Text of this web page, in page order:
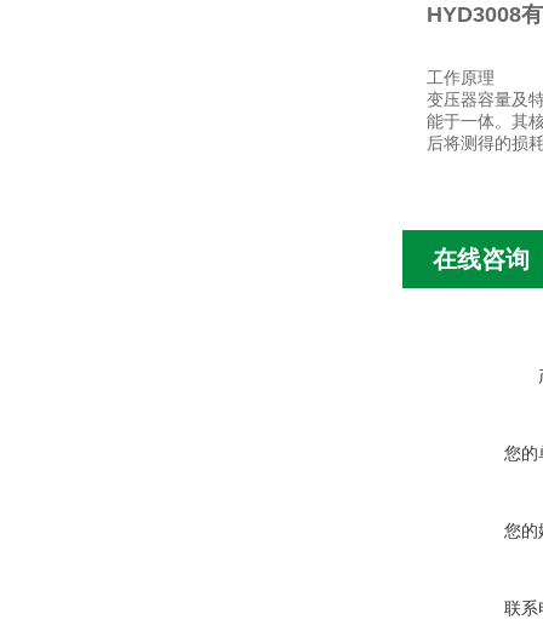
HYD3008
工作原理
变压器容量及
能于一体。其
后将测得的损
在线咨询
您的
您的
联系